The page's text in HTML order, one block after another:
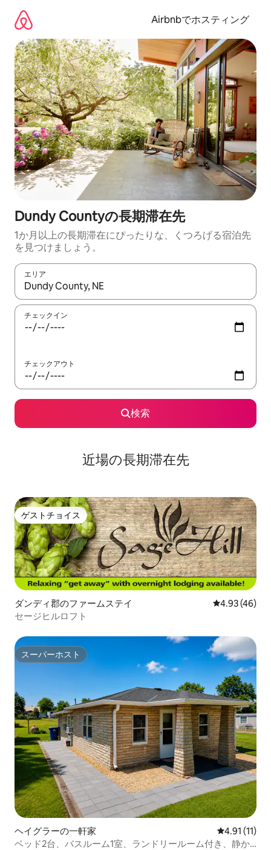
Airbnbでホスティング
Dundy Countyの長期滞在先
1か月以上の長期滞在にぴったりな、くつろげる宿泊先
を見つけましょう。
エリア
検索結果が表示されたら、上下の矢印キーを使って移動するか
チェックイン
チェックアウト
検索
近場の長期滞在先
ゲストチョイス
ゲストチョイス
ダンディ郡のファームステイ レビュー46
4.93 (46)
セージヒルロフト
スーパーホスト
スーパーホスト
ヘイグラーの一軒家 レビュー11
4.91 (11)
ベッド2台、バスルーム1室、ランドリールーム付き、静か